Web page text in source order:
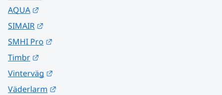
AQUA
SIMAIR
SMHI Pro
Timbr
Vinterväg
Väderlarm